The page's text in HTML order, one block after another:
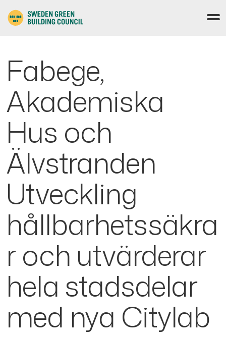
Fabege,
Akademiska
Hus och
Älvstranden
Utveckling
hållbarhetssäkra
r och utvärderar
hela stadsdelar
med nya Citylab